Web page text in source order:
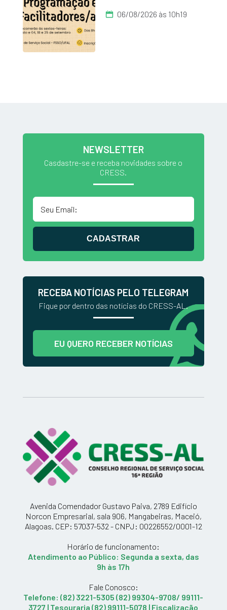
06/08/2026 às 10h19
NEWSLETTER
Casdastre-se e receba novidades sobre o
CRESS.
CADASTRAR
RECEBA NOTÍCIAS PELO TELEGRAM
Fique por dentro das notícias do CRESS-AL.
EU QUERO RECEBER NOTÍCIAS
Avenida Comendador Gustavo Paiva, 2789 Edifício
Norcon Empresarial, sala 906, Mangabeiras, Maceió,
Alagoas. CEP: 57037-532 - CNPJ: 00226552/0001-12
Horário de funcionamento:
Atendimento ao Público: Segunda a sexta, das
9h às 17h
Fale Conosco:
Telefone: (82) 3221-5305 (82) 99304-9708/ 99111-
3727 | Tesouraria (82) 99111-5078 | Fiscalização